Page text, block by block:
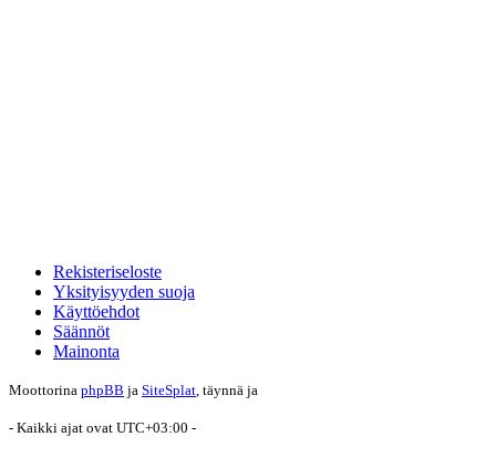
Rekisteriseloste
Yksityisyyden suoja
Käyttöehdot
Säännöt
Mainonta
Moottorina phpBB ja SiteSplat , täynnä ja
- Kaikki ajat ovat UTC+03:00 -